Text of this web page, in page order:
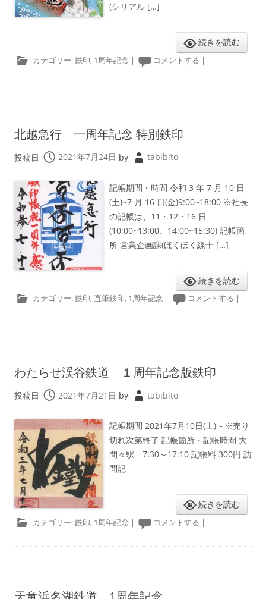
(シリアル […]
続きを読む
カテゴリー:鉄印, 1周年記念 | コメントする |
北越急行 一周年記念 特別鉄印
投稿日 2021年7月24日 by tabibito
記帳期間・時間 令和 3 年 7 月 10 日
(土)~7 月 16 日(金)9:00~18:00 ※社長
の記帳は、11・12・16 日
(10:00~13:00、14:00~15:30) 記帳箇
所 営業企画課(ほくほく線十 […]
続きを読む
カテゴリー:鉄印, 直筆鉄印, 1周年記念 | コメントする |
わたらせ渓谷鉄道 １周年記念版鉄印
投稿日 2021年7月21日 by tabibito
記帳期間 2021年7月10日(土)～※売り
切れ次第終了 記帳箇所・記帳時間 大
間々駅 7:30～17:10 記帳料 300円 訪
問記
続きを読む
カテゴリー:鉄印, 1周年記念 | コメントする |